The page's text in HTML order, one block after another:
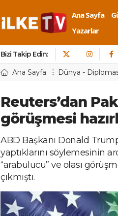
Ana Sayfa
Yazarlar
Bizi Takip Edin:
Ana Sayfa Dünya -
Reuters’dan
görüşmesi
ABD Başkanı Donald
yaptıklarını söylemesinin
“arabulucu” ve olası
çıkmıştı.